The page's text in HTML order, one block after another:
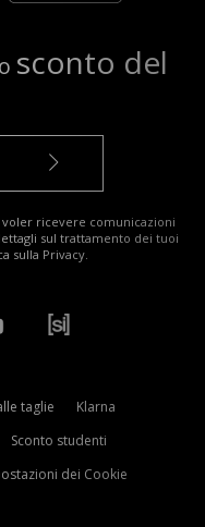
sconto del
ricevere comunicazioni
sul trattamento dei tuoi
sulla Privacy.
taglie
Klarna
Sconto studenti
dei Cookie